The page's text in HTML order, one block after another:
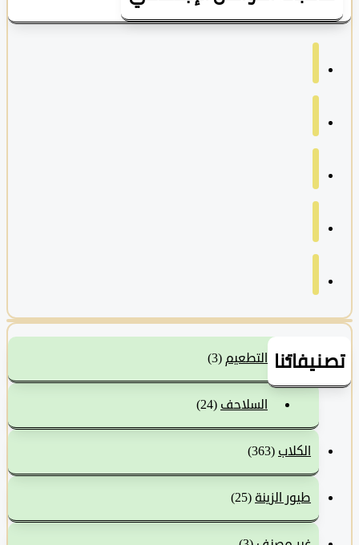
التطعيم(3)
السلاحف(24)
الكلاب(363)
طيور الزينة (25)